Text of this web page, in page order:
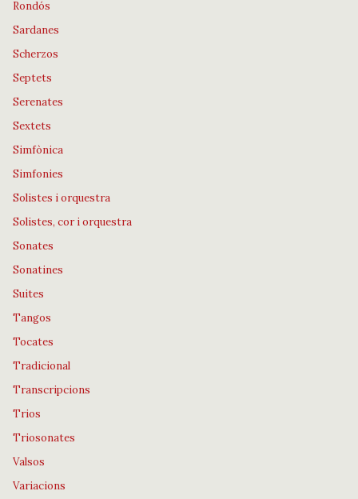
Rondós
Sardanes
Scherzos
Septets
Serenates
Sextets
Simfònica
Simfonies
Solistes i orquestra
Solistes, cor i orquestra
Sonates
Sonatines
Suites
Tangos
Tocates
Tradicional
Transcripcions
Trios
Triosonates
Valsos
Variacions